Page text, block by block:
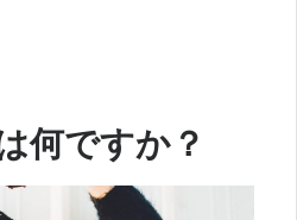
何ですか？